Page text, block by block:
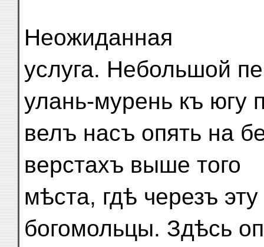
Неожиданная
услуга. Небольшой
улань-мурень къ югу
велъ насъ опять на
верстахъ выше того
мѣста, гдѣ черезъ
богомольцы. Здѣсь